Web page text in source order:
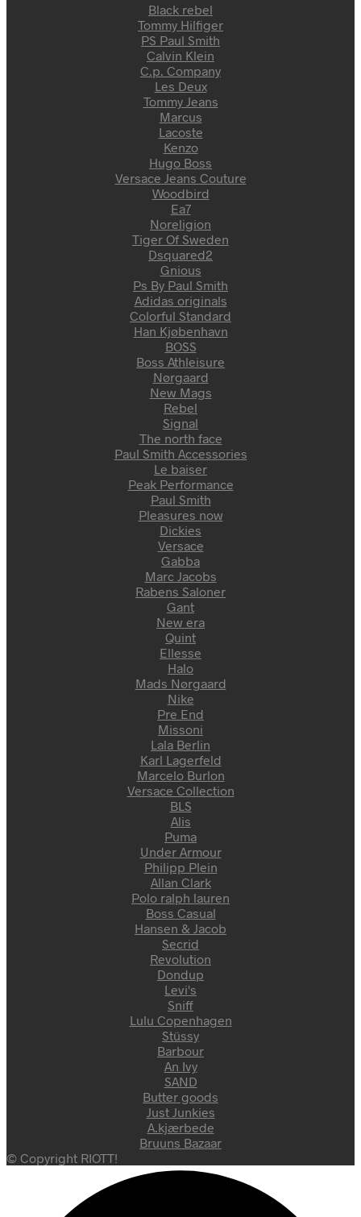
Black rebel
Tommy Hilfiger
PS Paul Smith
Calvin Klein
C.p. Company
Les Deux
Tommy Jeans
Marcus
Lacoste
Kenzo
Hugo Boss
Versace Jeans Couture
Woodbird
Ea7
Noreligion
Tiger Of Sweden
Dsquared2
Gnious
Ps By Paul Smith
Adidas originals
Colorful Standard
Han Kjøbenhavn
BOSS
Boss Athleisure
Nørgaard
New Mags
Rebel
Signal
The north face
Paul Smith Accessories
Le baiser
Peak Performance
Paul Smith
Pleasures now
Dickies
Versace
Gabba
Marc Jacobs
Rabens Saloner
Gant
New era
Quint
Ellesse
Halo
Mads Nørgaard
Nike
Pre End
Missoni
Lala Berlin
Karl Lagerfeld
Marcelo Burlon
Versace Collection
BLS
Alis
Puma
Under Armour
Philipp Plein
Allan Clark
Polo ralph lauren
Boss Casual
Hansen & Jacob
Secrid
Revolution
Dondup
Levi's
Sniff
Lulu Copenhagen
Stüssy
Barbour
An Ivy
SAND
Butter goods
Just Junkies
A.kjærbede
Bruuns Bazaar
© Copyright RIOTT!